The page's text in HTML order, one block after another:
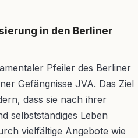
in den Berliner
Pfeiler des Berliner
Gefängnisse JVA. Das Ziel
dass sie nach ihrer
selbstständiges Leben
vielfältige Angebote wie